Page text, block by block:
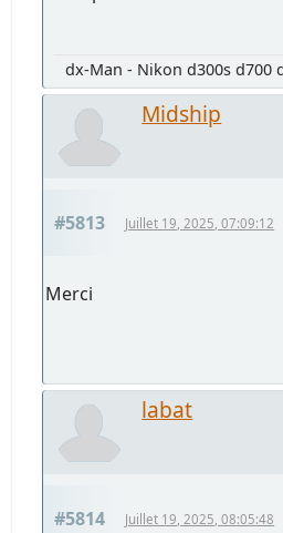
dx-Man - Nikon d300s d700
Midship
#5813 Juillet 19, 2025, 07:09:12
Merci
labat
#5814 Juillet 19, 2025, 08:05:48